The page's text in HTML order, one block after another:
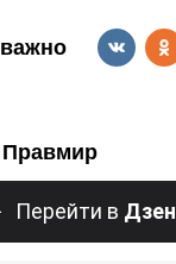
Перейти в Дзен